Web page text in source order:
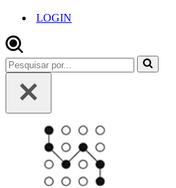
LOGIN
Pesquisar
por...